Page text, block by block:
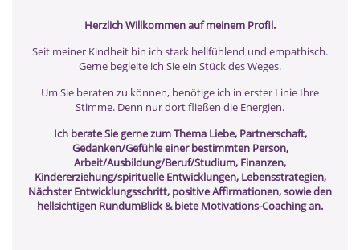
Herzlich Willkommen auf meinem Profil.
Seit meiner Kindheit bin ich stark hellfühlend und empathisch.
Gerne begleite ich Sie ein Stück des Weges.
Um Sie beraten zu können, benötige ich in erster Linie Ihre
Stimme. Denn nur dort fließen die Energien.
Ich berate Sie gerne zum Thema Liebe, Partnerschaft,
Gedanken/Gefühle einer bestimmten Person,
Arbeit/Ausbildung/Beruf/Studium, Finanzen,
Kindererziehung/spirituelle Entwicklungen, Lebensstrategien,
Nächster Entwicklungsschritt, positive Affirmationen, sowie den
hellsichtigen RundumBlick & biete Motivations-Coaching an.